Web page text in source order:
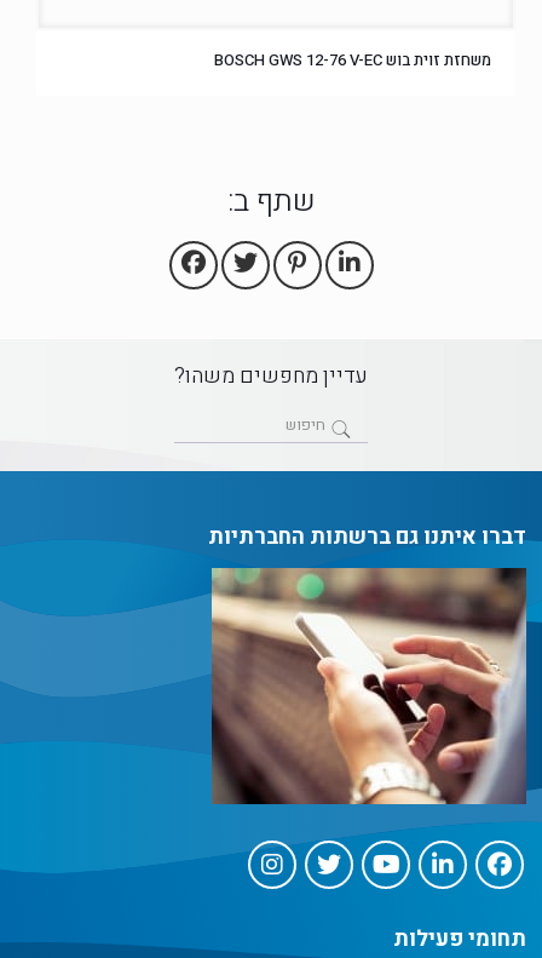
משחזת זוית בוש BOSCH GWS 12-76 V-EC
שתף ב:
עדיין מחפשים משהו?
דברו איתנו גם ברשתות החברתיות
תחומי פעילות